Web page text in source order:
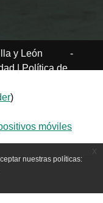
nuestras políticas:
y León
|Política de
-
)
móviles